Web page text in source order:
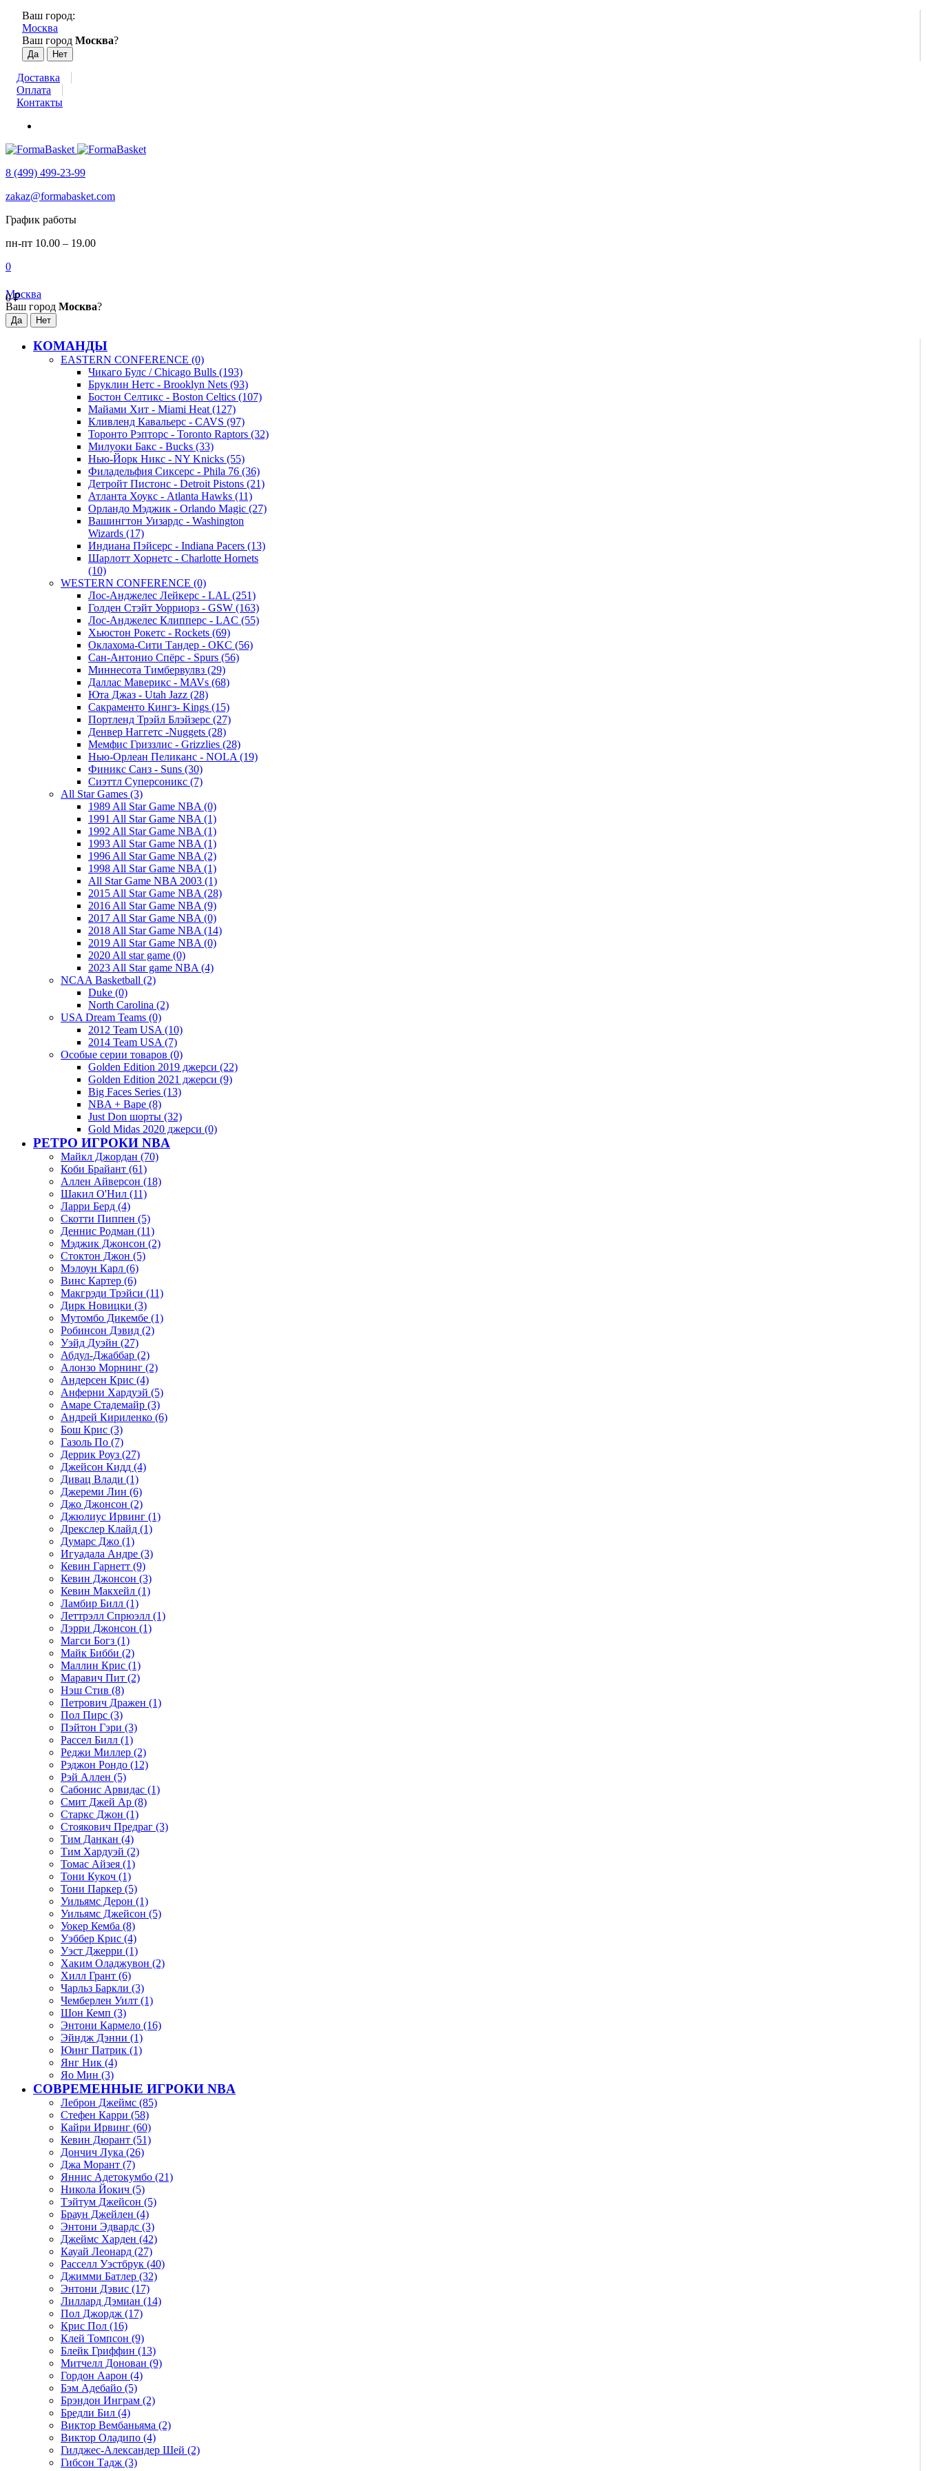
Ваш город:
Москва
Ваш город Москва?
Доставка
Оплата
Контакты
8 (499) 499-23-99
zakaz@formabasket.com
График работы
пн-пт 10.00 – 19.00
0
0₽
Москва
Ваш город Москва?
КОМАНДЫ
EASTERN CONFERENCE (0)
Чикаго Булс / Chicago Bulls (193)
Бруклин Нетс - Brooklyn Nets (93)
Бостон Селтикс - Boston Celtics (107)
Майами Хит - Miami Heat (127)
Кливленд Кавальерс - CAVS (97)
Торонто Рэпторс - Toronto Raptors (32)
Милуоки Бакс - Bucks (33)
Нью-Йорк Никс - NY Knicks (55)
Филадельфия Сиксерс - Phila 76 (36)
Детройт Пистонс - Detroit Pistons (21)
Атланта Хоукс - Atlanta Hawks (11)
Орландо Мэджик - Orlando Magic (27)
Вашингтон Уизардс - Washington
Wizards (17)
Индиана Пэйсерс - Indiana Pacers (13)
Шарлотт Хорнетс - Charlotte Hornets
(10)
WESTERN CONFERENCE (0)
Лос-Анджелес Лейкерс - LAL (251)
Голден Стэйт Уорриорз - GSW (163)
Лос-Анджелес Клипперс - LAC (55)
Хьюстон Рокетс - Rockets (69)
Оклахома-Сити Тандер - OKC (56)
Сан-Антонио Спёрс - Spurs (56)
Миннесота Тимбервулвз (29)
Даллас Маверикс - MAVs (68)
Юта Джаз - Utah Jazz (28)
Сакраменто Кингз- Kings (15)
Портленд Трэйл Блэйзерс (27)
Денвер Наггетс -Nuggets (28)
Мемфис Гриззлис - Grizzlies (28)
Нью-Орлеан Пеликанс - NOLA (19)
Финикс Санз - Suns (30)
Сиэттл Суперсоникс (7)
All Star Games (3)
1989 All Star Game NBA (0)
1991 All Star Game NBA (1)
1992 All Star Game NBA (1)
1993 All Star Game NBA (1)
1996 All Star Game NBA (2)
1998 All Star Game NBA (1)
All Star Game NBA 2003 (1)
2015 All Star Game NBA (28)
2016 All Star Game NBA (9)
2017 All Star Game NBA (0)
2018 All Star Game NBA (14)
2019 All Star Game NBA (0)
2020 All star game (0)
2023 All Star game NBA (4)
NCAA Basketball (2)
Duke (0)
North Carolina (2)
USA Dream Teams (0)
2012 Team USA (10)
2014 Team USA (7)
Особые серии товаров (0)
Golden Edition 2019 джерси (22)
Golden Edition 2021 джерси (9)
Big Faces Series (13)
NBA + Bape (8)
Just Don шорты (32)
Gold Midas 2020 джерси (0)
РЕТРО ИГРОКИ NBA
Майкл Джордан (70)
Коби Брайант (61)
Аллен Айверсон (18)
Шакил О'Нил (11)
Ларри Берд (4)
Скотти Пиппен (5)
Деннис Родман (11)
Мэджик Джонсон (2)
Стоктон Джон (5)
Мэлоун Карл (6)
Винс Картер (6)
Макгрэди Трэйси (11)
Дирк Новицки (3)
Мутомбо Дикембе (1)
Робинсон Дэвид (2)
Уэйд Дуэйн (27)
Абдул-Джаббар (2)
Алонзо Морнинг (2)
Андерсен Крис (4)
Анферни Xардуэй (5)
Амаре Стадемайр (3)
Андрей Кириленко (6)
Бош Крис (3)
Газоль По (7)
Деррик Роуз (27)
Джейсон Кидд (4)
Дивац Влади (1)
Джереми Лин (6)
Джо Джонсон (2)
Джюлиус Ирвинг (1)
Дрекслер Клайд (1)
Думарс Джо (1)
Игуадала Андре (3)
Кевин Гарнетт (9)
Кевин Джонсон (3)
Кевин Макхейл (1)
Ламбир Билл (1)
Леттрэлл Спрюэлл (1)
Лэрри Джонсон (1)
Магси Богз (1)
Майк Бибби (2)
Маллин Крис (1)
Маравич Пит (2)
Нэш Стив (8)
Петрович Дражен (1)
Пол Пирс (3)
Пэйтон Гэри (3)
Рассел Билл (1)
Реджи Миллер (2)
Рэджон Рондо (12)
Рэй Аллен (5)
Сабонис Арвидас (1)
Смит Джей Ар (8)
Старкс Джон (1)
Стоякович Предраг (3)
Тим Данкан (4)
Тим Хардуэй (2)
Томас Айзея (1)
Тони Кукоч (1)
Тони Паркер (5)
Уильямс Дерон (1)
Уильямс Джейсон (5)
Уокер Кемба (8)
Уэббер Крис (4)
Уэст Джерри (1)
Хаким Оладжувон (2)
Хилл Грант (6)
Чарльз Баркли (3)
Чемберлен Уилт (1)
Шон Кемп (3)
Энтони Кармело (16)
Эйндж Дэнни (1)
Юинг Патрик (1)
Янг Ник (4)
Яо Мин (3)
СОВРЕМЕННЫЕ ИГРОКИ NBA
Леброн Джеймс (85)
Стефен Карри (58)
Кайри Ирвинг (60)
Кевин Дюрант (51)
Дончич Лука (26)
Джа Морант (7)
Яннис Адетокумбо (21)
Никола Йокич (5)
Тэйтум Джейсон (5)
Браун Джейлен (4)
Энтони Эдвардс (3)
Джеймс Харден (42)
Кауай Леонард (27)
Расселл Уэстбрук (40)
Джимми Батлер (32)
Энтони Дэвис (17)
Лиллард Дэмиан (14)
Пол Джордж (17)
Крис Пол (16)
Клей Томпсон (9)
Блейк Гриффин (13)
Митчелл Донован (9)
Гордон Аарон (4)
Бэм Адебайо (5)
Брэндон Инграм (2)
Бредли Бил (4)
Виктор Вембаньяма (2)
Виктор Оладипо (4)
Гилджес-Александер Шей (2)
Гибсон Тадж (3)